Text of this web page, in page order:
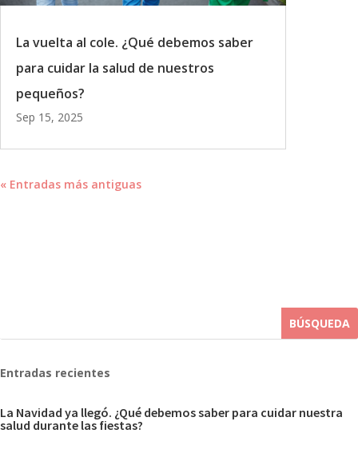
La vuelta al cole. ¿Qué debemos saber
para cuidar la salud de nuestros
pequeños?
Sep 15, 2025
« Entradas más antiguas
Entradas recientes
La Navidad ya llegó. ¿Qué debemos saber para cuidar nuestra
salud durante las fiestas?